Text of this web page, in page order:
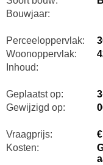
Bouwjaar:
Perceeloppervlak:
Woonoppervlak:
Inhoud:
Geplaatst op:
Gewijzigd op:
Vraagprijs:
Kosten: